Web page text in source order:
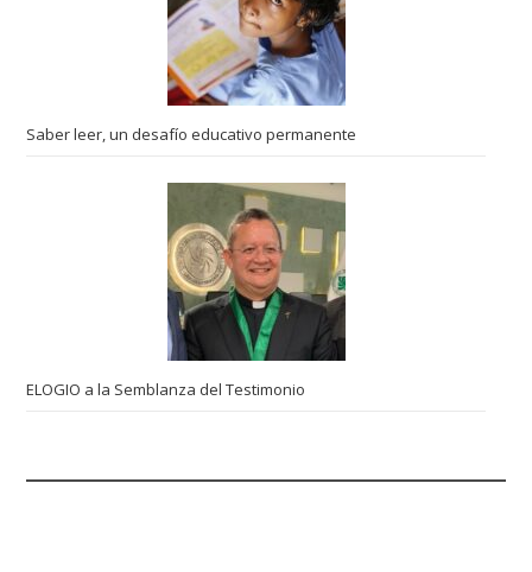
Saber leer, un desafío educativo permanente
ELOGIO a la Semblanza del Testimonio